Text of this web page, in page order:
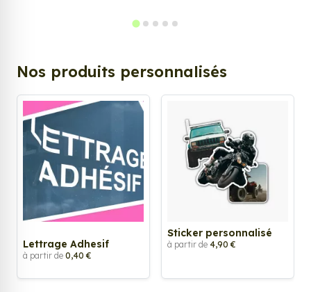
Nos produits personnalisés
Lettrage Adhesif
à partir de 0,40 €
Sticker personnalisé
à partir de 4,90 €